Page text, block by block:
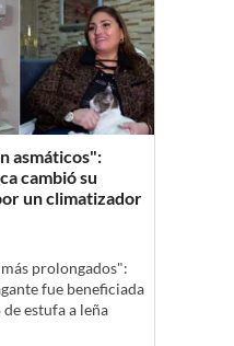
asmáticos":
cambió su
un climatizador
prolongados":
fue beneficiada
estufa a leña